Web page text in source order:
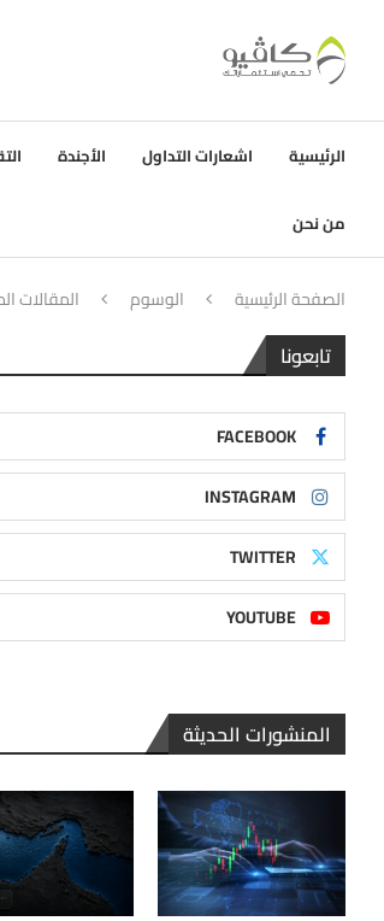
الرئيسية اشعارات التداول الأجندة
من نحن
الصفحة الرئيسية الوسوم المقالات
تابعونا
FACEBOOK
INSTAGRAM
TWITTER
YOUTUBE
المنشورات الحديثة